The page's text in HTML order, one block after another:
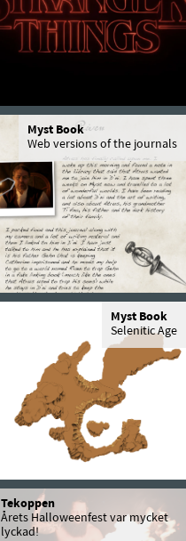
Myst Book
Web versions of the journals
Myst Book
Selenitic Age
Tekoppen
Årets Halloweenfest var mycket
lyckad!